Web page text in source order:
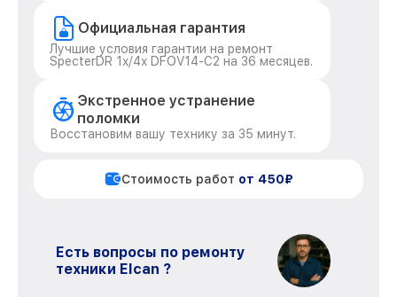
Официальная гарантия
Лучшие условия гарантии на ремонт
SpecterDR 1x/4x DFOV14-C2 на 36 месяцев.
Экстренное устранение
поломки
Восстановим вашу технику за 35 минут.
Стоимость работ от 450₽
Есть вопросы по ремонту
техники Elcan ?